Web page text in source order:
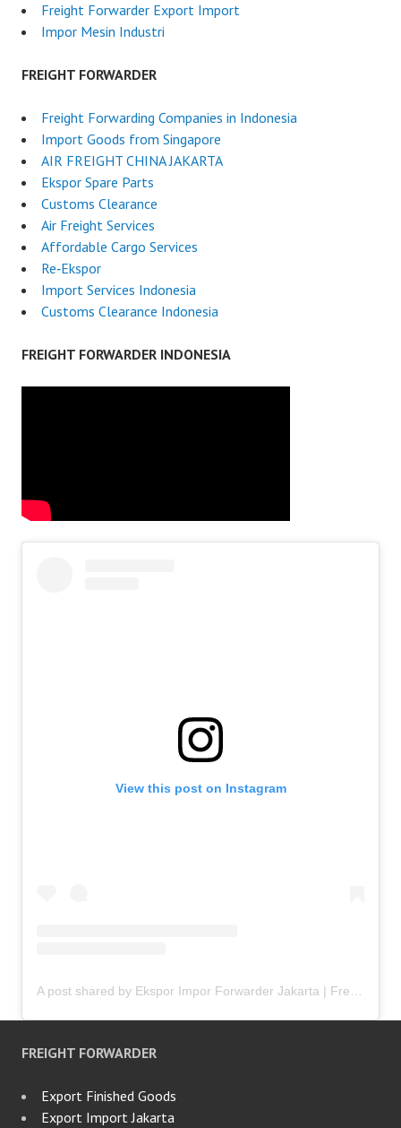
Freight Forwarder Export Import
Impor Mesin Industri
FREIGHT FORWARDER
Freight Forwarding Companies in Indonesia
Import Goods from Singapore
AIR FREIGHT CHINA JAKARTA
Ekspor Spare Parts
Customs Clearance
Air Freight Services
Affordable Cargo Services
Re‑Ekspor
Import Services Indonesia
Customs Clearance Indonesia
FREIGHT FORWARDER INDONESIA
View this post on Instagram
FREIGHT FORWARDER
Export Finished Goods
Export Import Jakarta